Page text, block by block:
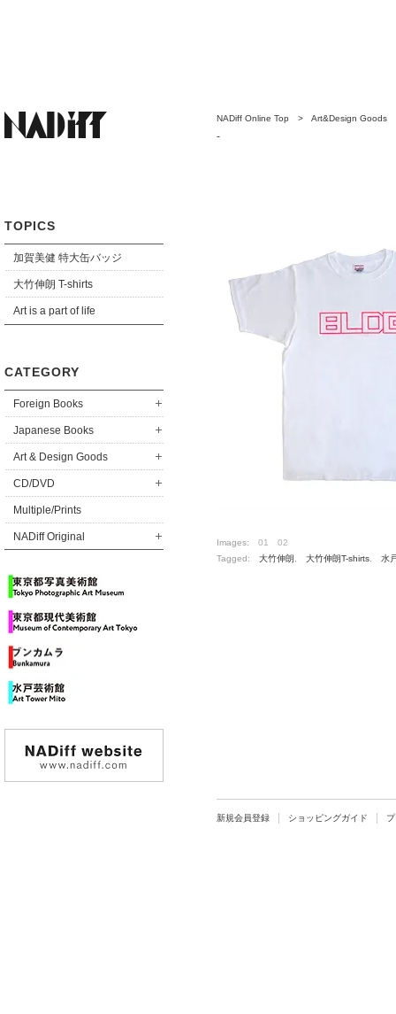
TOPICS
加賀美健 特大缶バッジ
大竹伸朗 T-shirts
Art is a part of life
CATEGORY
Foreign Books
Japanese Books
Art & Design Goods
CD/DVD
Multiple/Prints
NADiff Original
NADiff Online Top > Art&Design Goods
-
Images: 01
02
Tagged: 大竹伸朗 大竹伸朗T-shirts 水
新規会員登録 ショッピングガイド